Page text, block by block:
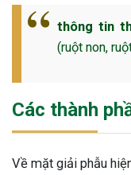
Thông Tin Cần Biết
sau sinh là tình
của chị em trở nên
thông tin
(ruột non,
Các thành
Về mặt giải phẫu